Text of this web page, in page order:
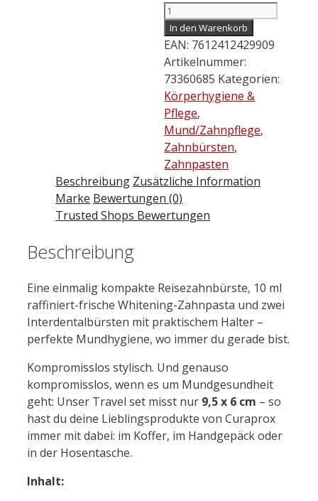
CURAPROX
Travel
Set
rot
Menge
In den Warenkorb
EAN: 7612412429909
Artikelnummer:
73360685 Kategorien:
Körperhygiene &
Pflege,
Mund/Zahnpflege,
Zahnbürsten,
Zahnpasten
Beschreibung Zusätzliche Information
Marke Bewertungen (0)
Trusted Shops Bewertungen
Beschreibung
Eine einmalig kompakte Reisezahnbürste, 10 ml
raffiniert-frische Whitening-Zahnpasta und zwei
Interdentalbürsten mit praktischem Halter –
perfekte Mundhygiene, wo immer du gerade bist.
Kompromisslos stylisch. Und genauso
kompromisslos, wenn es um Mundgesundheit
geht: Unser Travel set misst nur 9,5 x 6 cm – so
hast du deine Lieblingsprodukte von Curaprox
immer mit dabei: im Koffer, im Handgepäck oder
in der Hosentasche.
Inhalt: